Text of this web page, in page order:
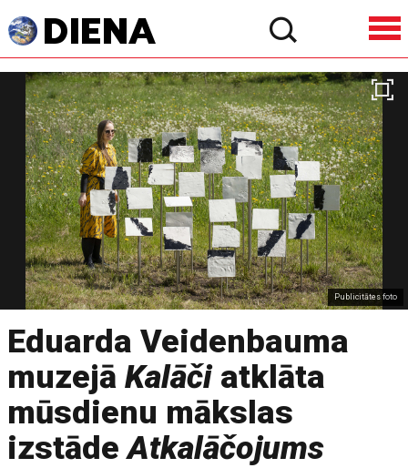
Publicitātes foto
Eduarda Veidenbauma
muzejāKalāčiatklāta
mūsdienu mākslas
izstādeAtkalāčojums